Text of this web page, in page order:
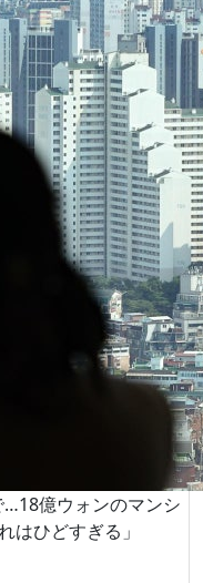
億ウォンのマンシ
はひどすぎる」